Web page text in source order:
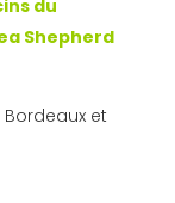
du
Shepherd
Bordeaux et